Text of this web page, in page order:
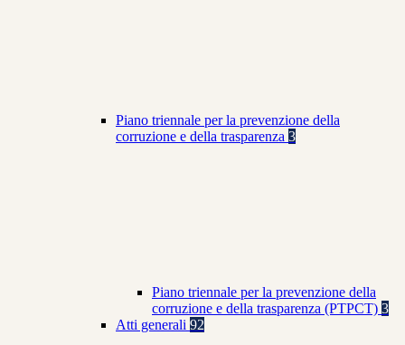
Piano triennale per la prevenzione della
corruzione e della trasparenza 3
Piano triennale per la prevenzione della
corruzione e della trasparenza (PTPCT) 3
Atti generali 92